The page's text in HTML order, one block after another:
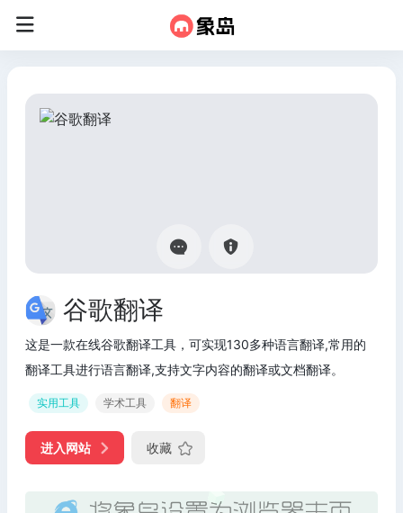
谷歌翻译
这是一款在线谷歌翻译工具，可实现130多种语言翻译,常用的
翻译工具进行语言翻译,支持文字内容的翻译或文档翻译。
实用工具 学术工具 翻译
进入网站 收藏